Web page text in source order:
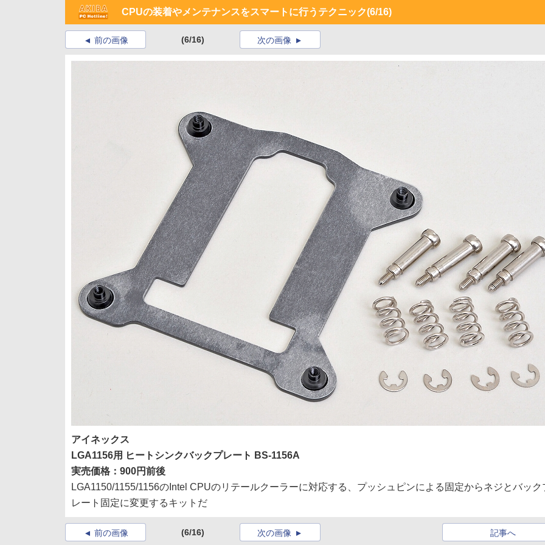
CPUの装着やメンテナンスをスマートに行うテクニック(6/16)
前の画像 (6/16) 次の画像
アイネックス
LGA1156用 ヒートシンクバックプレート BS-1156A
実売価格：900円前後
LGA1150/1155/1156のIntel CPUのリテールクーラーに対応する、プッシュピンによる固定からネジとバック
レート固定に変更するキットだ
前の画像 (6/16) 記事へ
次の画像